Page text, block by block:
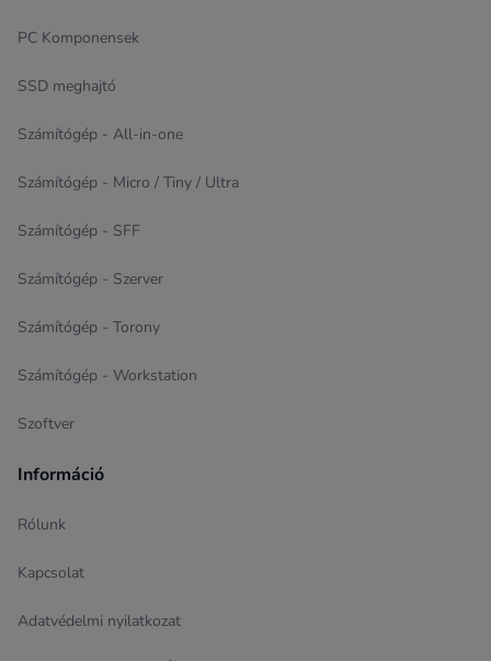
PC Komponensek
SSD meghajtó
Számítógép - All-in-one
Számítógép - Micro / Tiny / Ultra
Számítógép - SFF
Számítógép - Szerver
Számítógép - Torony
Számítógép - Workstation
Szoftver
Információ
Rólunk
Kapcsolat
Adatvédelmi nyilatkozat